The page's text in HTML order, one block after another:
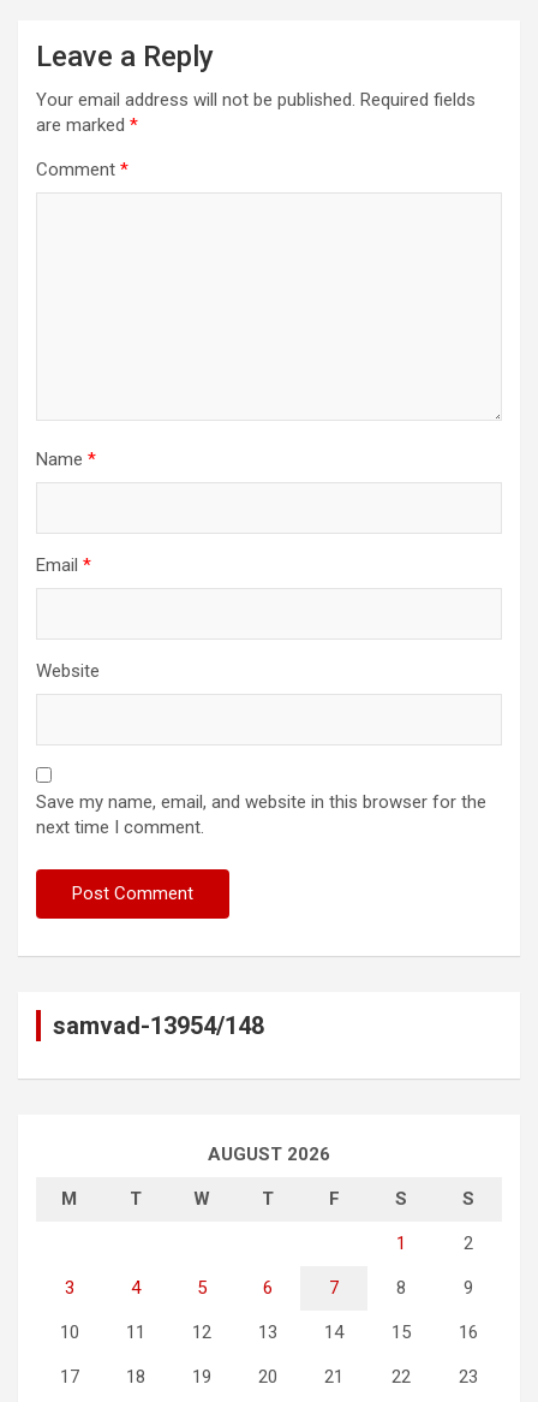
Leave a Reply
Your email address will not be published. Required fields
are marked *
Comment *
Name *
Email *
Website
Save my name, email, and website in this browser for the
next time I comment.
samvad-13954/148
AUGUST 2026
M T W T F S S
1 2
3 4 5 6 7 8 9
10 11 12 13 14 15 16
17 18 19 20 21 22 23